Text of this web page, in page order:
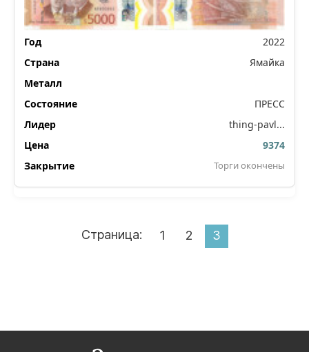
2022
Ямайка
ПРЕСС
thing-pavl...
9374
Торги окончены
Страница: 1 2 3